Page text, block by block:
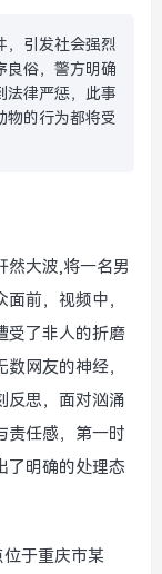
，引发社会强烈
良俗，警方明确
法律严惩，此事
物的行为都将受
然大波,将一名男
前，视频中，
受了非人的折磨
网友的神经，
反思，面对汹涌
责任感，第一时
了明确的处理态
于重庆市某